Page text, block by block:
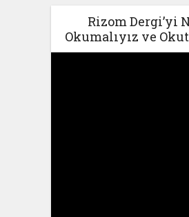
Rizom Dergi’yi
Okumalıyız ve